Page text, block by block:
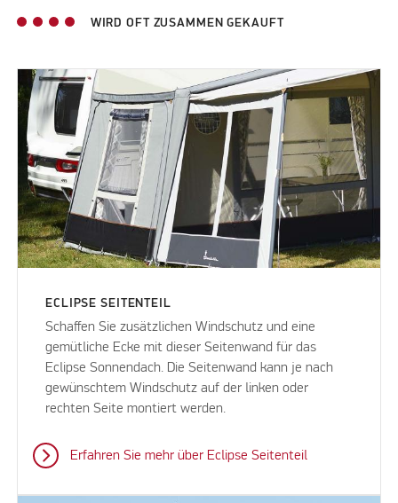
WIRD OFT ZUSAMMEN GEKAUFT
ECLIPSE SEITENTEIL
Schaffen Sie zusätzlichen Windschutz und eine
gemütliche Ecke mit dieser Seitenwand für das
Eclipse Sonnendach. Die Seitenwand kann je nach
gewünschtem Windschutz auf der linken oder
rechten Seite montiert werden.
Erfahren Sie mehr über Eclipse Seitenteil